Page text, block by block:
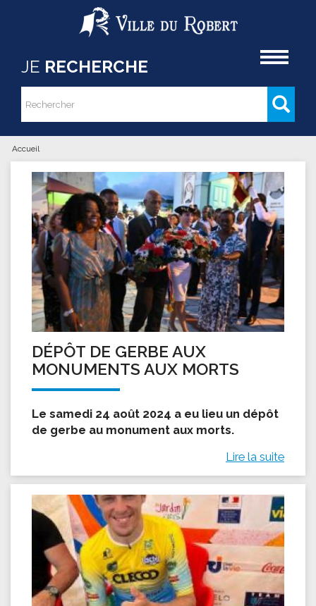
Aller au contenu principal
JE RECHERCHE
Formulaire de recherche
Rechercher
Vous êtes ici
Accueil
DÉPÔT DE GERBE AUX
MONUMENTS AUX MORTS
Le samedi 24 août 2024 a eu lieu un dépôt
de gerbe au monument aux morts.
Lire la suite